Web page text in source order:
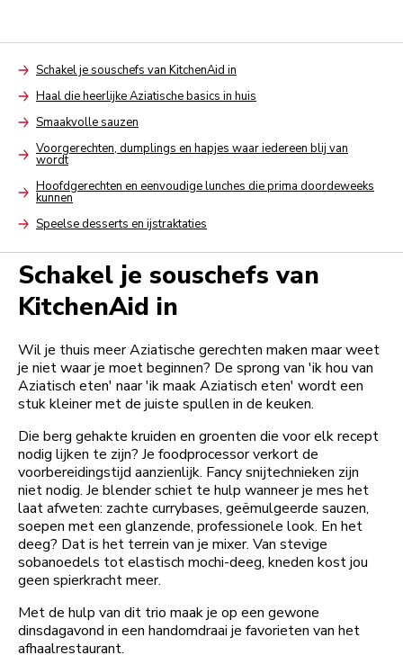
ArrowSchakel je souschefs van KitchenAid in
ArrowHaal die heerlijke Aziatische basics in huis
ArrowSmaakvolle sauzen
Arrow
Voorgerechten, dumplings en hapjes waar iedereen blij van
wordt
Arrow
Hoofdgerechten en eenvoudige lunches die prima doordeweeks
kunnen
ArrowSpeelse desserts en ijstraktaties
Schakel je souschefs van
KitchenAid in
Wil je thuis meer Aziatische gerechten maken maar weet
je niet waar je moet beginnen? De sprong van 'ik hou van
Aziatisch eten' naar 'ik maak Aziatisch eten' wordt een
stuk kleiner met de juiste spullen in de keuken.
Die berg gehakte kruiden en groenten die voor elk recept
nodig lijken te zijn? Je foodprocessor verkort de
voorbereidingstijd aanzienlijk. Fancy snijtechnieken zijn
niet nodig. Je blender schiet te hulp wanneer je mes het
laat afweten: zachte currybases, geëmulgeerde sauzen,
soepen met een glanzende, professionele look. En het
deeg? Dat is het terrein van je mixer. Van stevige
sobanoedels tot elastisch mochi-deeg, kneden kost jou
geen spierkracht meer.
Met de hulp van dit trio maak je op een gewone
dinsdagavond in een handomdraai je favorieten van het
afhaalrestaurant.